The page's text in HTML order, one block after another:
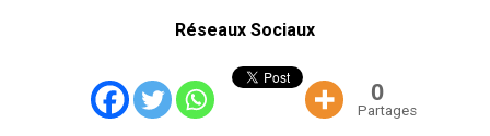
Réseaux Sociaux
0
Partages